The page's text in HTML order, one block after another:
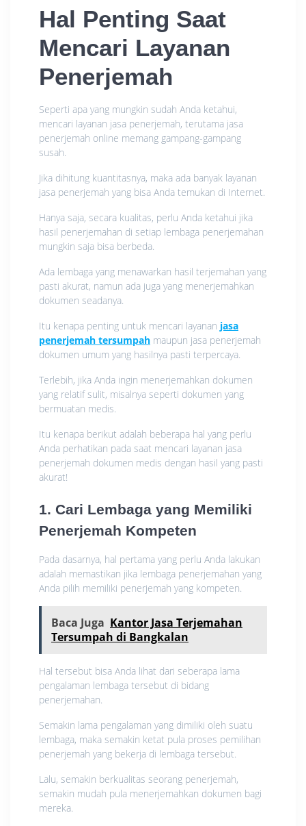
Hal Penting Saat
Mencari Layanan
Penerjemah
Seperti apa yang mungkin sudah Anda ketahui,
mencari layanan jasa penerjemah, terutama jasa
penerjemah online memang gampang-gampang
susah.
Jika dihitung kuantitasnya, maka ada banyak layanan
jasa penerjemah yang bisa Anda temukan di Internet.
Hanya saja, secara kualitas, perlu Anda ketahui jika
hasil penerjemahan di setiap lembaga penerjemahan
mungkin saja bisa berbeda.
Ada lembaga yang menawarkan hasil terjemahan yang
pasti akurat, namun ada juga yang menerjemahkan
dokumen seadanya.
Itu kenapa penting untuk mencari layanan jasa
penerjemah tersumpah maupun jasa penerjemah
dokumen umum yang hasilnya pasti terpercaya.
Terlebih, jika Anda ingin menerjemahkan dokumen
yang relatif sulit, misalnya seperti dokumen yang
bermuatan medis.
Itu kenapa berikut adalah beberapa hal yang perlu
Anda perhatikan pada saat mencari layanan jasa
penerjemah dokumen medis dengan hasil yang pasti
akurat!
1. Cari Lembaga yang Memiliki
Penerjemah Kompeten
Pada dasarnya, hal pertama yang perlu Anda lakukan
adalah memastikan jika lembaga penerjemahan yang
Anda pilih memiliki penerjemah yang kompeten.
Baca Juga Kantor Jasa Terjemahan
Tersumpah di Bangkalan
Hal tersebut bisa Anda lihat dari seberapa lama
pengalaman lembaga tersebut di bidang
penerjemahan.
Semakin lama pengalaman yang dimiliki oleh suatu
lembaga, maka semakin ketat pula proses pemilihan
penerjemah yang bekerja di lembaga tersebut.
Lalu, semakin berkualitas seorang penerjemah,
semakin mudah pula menerjemahkan dokumen bagi
mereka.